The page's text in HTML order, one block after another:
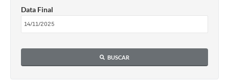
Data Final
BUSCAR